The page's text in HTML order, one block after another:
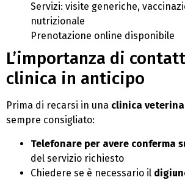
Servizi: visite generiche,
nutrizionale
Prenotazione online disponibile
L’importanza di
clinica in anticipo
Prima di recarsi in una clinica
sempre consigliato:
Telefonare per avere conferma
del servizio richiesto
Chiedere se è necessario il